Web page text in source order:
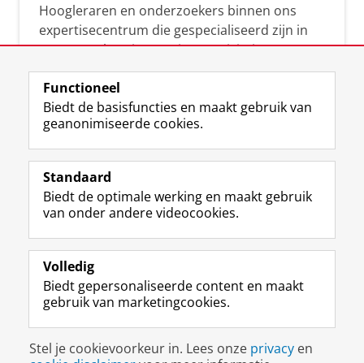
Hoogleraren en onderzoekers binnen ons
expertisecentrum die gespecialiseerd zijn in
samenwerken, innovatie, creativiteit,
diversiteit, leiderschap en ethisch gedrag.
Over deze blog
Via deze blog vertalen onze experts hun
(actuele) wetenschappelijke kennis naar
praktische, heldere en toegankelijke inzichten.
Disclaimer & Copyright
Inloggen
Functioneel
Biedt de basisfuncties en maakt gebruik van
geanonimiseerde cookies.
Standaard
Biedt de optimale werking en maakt gebruik
van onder andere videocookies.
Volledig
Biedt gepersonaliseerde content en maakt
gebruik van marketingcookies.
Stel je cookievoorkeur in. Lees onze privacy en